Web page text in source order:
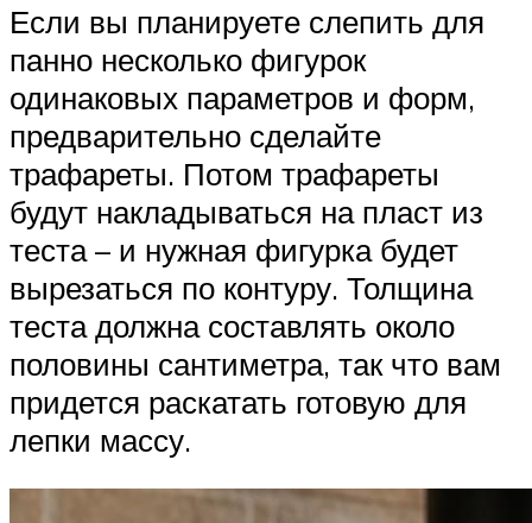
Если вы планируете слепить для
панно несколько фигурок
одинаковых параметров и форм,
предварительно сделайте
трафареты. Потом трафареты
будут накладываться на пласт из
теста – и нужная фигурка будет
вырезаться по контуру. Толщина
теста должна составлять около
половины сантиметра, так что вам
придется раскатать готовую для
лепки массу.